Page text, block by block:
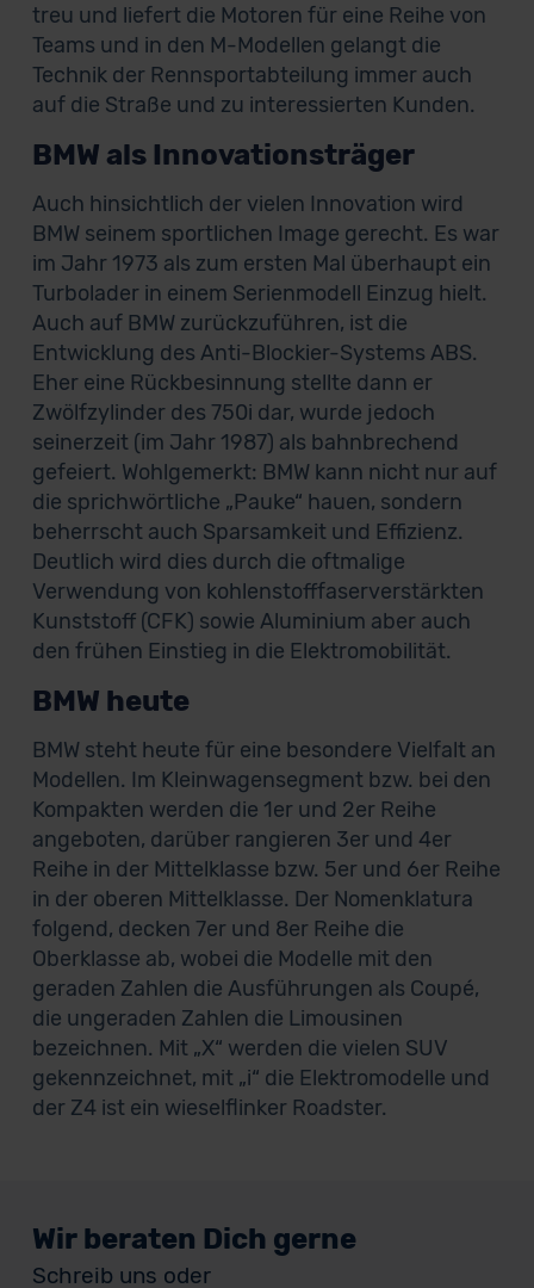
treu und liefert die Motoren für eine Reihe von
Teams und in den M-Modellen gelangt die
Technik der Rennsportabteilung immer auch
auf die Straße und zu interessierten Kunden.
BMW als Innovationsträger
Auch hinsichtlich der vielen Innovation wird
BMW seinem sportlichen Image gerecht. Es war
im Jahr 1973 als zum ersten Mal überhaupt ein
Turbolader in einem Serienmodell Einzug hielt.
Auch auf BMW zurückzuführen, ist die
Entwicklung des Anti-Blockier-Systems ABS.
Eher eine Rückbesinnung stellte dann er
Zwölfzylinder des 750i dar, wurde jedoch
seinerzeit (im Jahr 1987) als bahnbrechend
gefeiert. Wohlgemerkt: BMW kann nicht nur auf
die sprichwörtliche „Pauke“ hauen, sondern
beherrscht auch Sparsamkeit und Effizienz.
Deutlich wird dies durch die oftmalige
Verwendung von kohlenstofffaserverstärkten
Kunststoff (CFK) sowie Aluminium aber auch
den frühen Einstieg in die Elektromobilität.
BMW heute
BMW steht heute für eine besondere Vielfalt an
Modellen. Im Kleinwagensegment bzw. bei den
Kompakten werden die 1er und 2er Reihe
angeboten, darüber rangieren 3er und 4er
Reihe in der Mittelklasse bzw. 5er und 6er Reihe
in der oberen Mittelklasse. Der Nomenklatura
folgend, decken 7er und 8er Reihe die
Oberklasse ab, wobei die Modelle mit den
geraden Zahlen die Ausführungen als Coupé,
die ungeraden Zahlen die Limousinen
bezeichnen. Mit „X“ werden die vielen SUV
gekennzeichnet, mit „i“ die Elektromodelle und
der Z4 ist ein wieselflinker Roadster.
Wir beraten Dich gerne
Schreib uns oder